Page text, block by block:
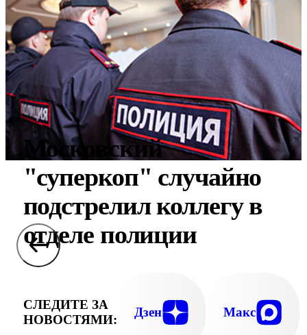
Московский
"суперкоп" случайно
подстрелил коллегу в
отделе полиции
СЛЕДИТЕ ЗА
НОВОСТЯМИ:
Дзен Макс